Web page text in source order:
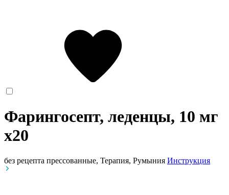
Фарингосепт, леденцы, 10 мг
x20
без рецепта прессованные, Терапия, Румыния Инструкция